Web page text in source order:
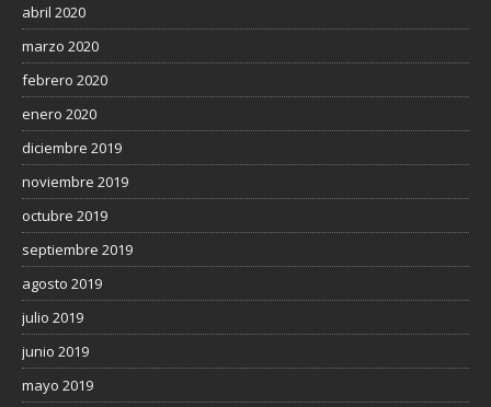
abril 2020
marzo 2020
febrero 2020
enero 2020
diciembre 2019
noviembre 2019
octubre 2019
septiembre 2019
agosto 2019
julio 2019
junio 2019
mayo 2019